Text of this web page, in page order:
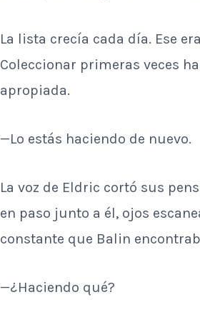
La lista crecía cada día. Ese
Coleccionar primeras veces
apropiada.
—Lo estás haciendo de nuevo.
La voz de Eldric cortó sus
en paso junto a él, ojos
constante que Balin
—¿Haciendo qué?